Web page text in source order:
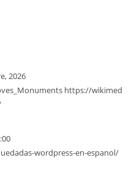
2026
https://wikimed
wordpress-en-espanol/